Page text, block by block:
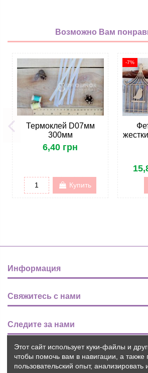
Возможно Вам
Термоклей D07мм
300мм
6,40 грн
Купить
-7%
Информация
Свяжитесь с нами
Следите за нами
Новости
Этот сайт использует куки-файлы и
чтобы помочь вам в навигации, а также
пользовательский опыт, анализировать